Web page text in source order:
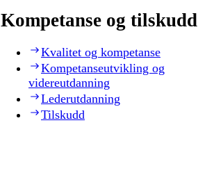
Kompetanse og tilskudd
Kvalitet og kompetanse
Kompetanseutvikling og
videreutdanning
Lederutdanning
Tilskudd